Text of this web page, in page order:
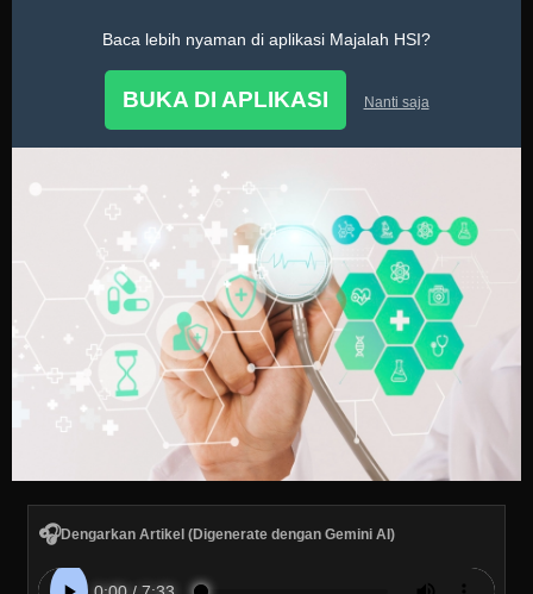
Baca lebih nyaman di aplikasi Majalah HSI?
BUKA DI APLIKASI Nanti saja
Tanya Dokter
🎧Dengarkan Artikel (Digenerate dengan Gemini AI)